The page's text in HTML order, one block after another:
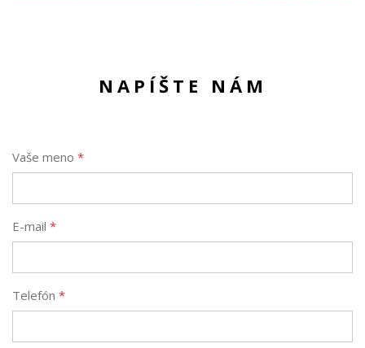
NAPÍŠTE NÁM
Vaše meno *
E-mail *
Telefón *